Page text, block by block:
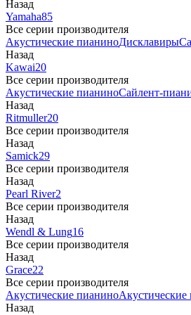
Назад
Yamaha85
Все серии производителя
Акустические пианиноДисклавиры
Назад
Kawai20
Все серии производителя
Акустические пианиноСайлент-
Назад
Ritmuller20
Все серии производителя
Назад
Samick29
Все серии производителя
Назад
Pearl River2
Все серии производителя
Назад
Wendl & Lung16
Все серии производителя
Назад
Grace22
Все серии производителя
Акустические пианиноАкустические
Назад